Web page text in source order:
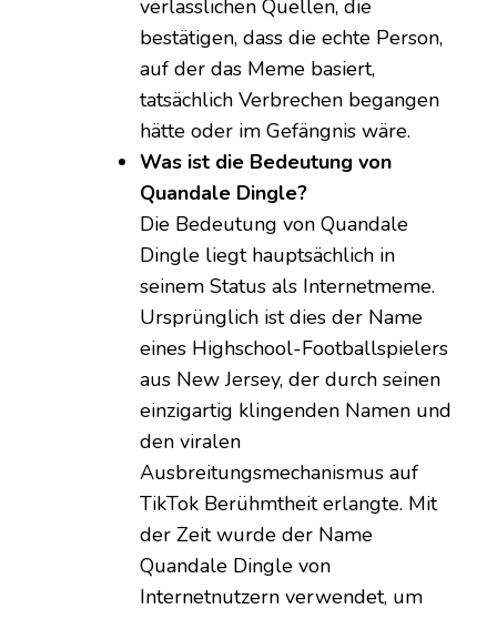
verlässlichen Quellen, die
bestätigen, dass die echte Person,
auf der das Meme basiert,
tatsächlich Verbrechen begangen
hätte oder im Gefängnis wäre.
Was ist die Bedeutung von
Quandale Dingle?
Die Bedeutung von Quandale
Dingle liegt hauptsächlich in
seinem Status als Internetmeme.
Ursprünglich ist dies der Name
eines Highschool-Footballspielers
aus New Jersey, der durch seinen
einzigartig klingenden Namen und
den viralen
Ausbreitungsmechanismus auf
TikTok Berühmtheit erlangte. Mit
der Zeit wurde der Name
Quandale Dingle von
Internetnutzern verwendet, um